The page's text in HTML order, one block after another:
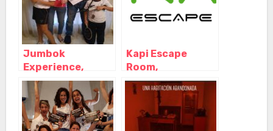
Jumbok
Experience,
Majadahonda –
Madrid
Kapi Escape
Room,
Majadahonda –
Madrid